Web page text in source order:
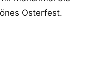
Osterfest.